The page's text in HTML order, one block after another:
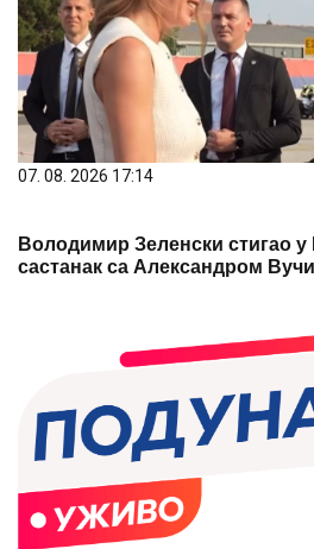
07. 08. 2026 17:14
Володимир Зеленски стигао у
састанак са Александром